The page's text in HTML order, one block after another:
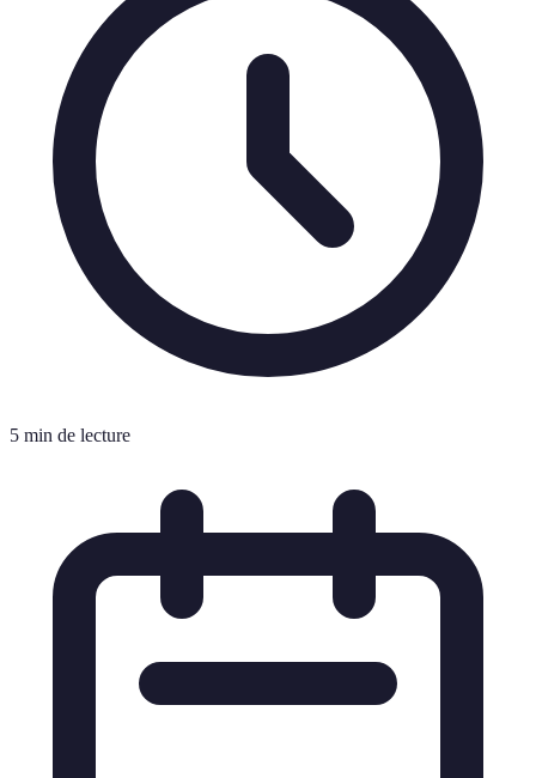
5 min de lecture